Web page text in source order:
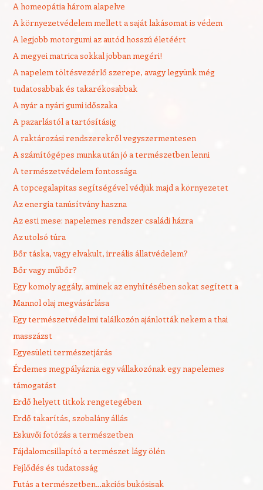
A homeopátia három alapelve
A környezetvédelem mellett a saját lakásomat is védem
A legjobb motorgumi az autód hosszú életéért
A megyei matrica sokkal jobban megéri!
A napelem töltésvezérlő szerepe, avagy legyünk még
tudatosabbak és takarékosabbak
A nyár a nyári gumi időszaka
A pazarlástól a tartósításig
A raktározási rendszerekről vegyszermentesen
A számítógépes munka után jó a természetben lenni
A természetvédelem fontossága
A topcegalapitas segítségével védjük majd a környezetet
Az energia tanúsítvány haszna
Az esti mese: napelemes rendszer családi házra
Az utolsó túra
Bőr táska, vagy elvakult, irreális állatvédelem?
Bőr vagy műbőr?
Egy komoly aggály, aminek az enyhítésében sokat segített a
Mannol olaj megvásárlása
Egy természetvédelmi találkozón ajánlották nekem a thai
masszázst
Egyesületi természetjárás
Érdemes megpályáznia egy vállakozónak egy napelemes
támogatást
Erdő helyett titkok rengetegében
Erdő takarítás, szobalány állás
Esküvői fotózás a természetben
Fájdalomcsillapító a természet lágy ölén
Fejlődés és tudatosság
Futás a természetben…akciós bukósisak